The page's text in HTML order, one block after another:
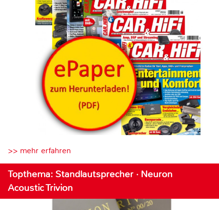
>> mehr erfahren
Topthema: Standlautsprecher · Neuron
Acoustic Trivion